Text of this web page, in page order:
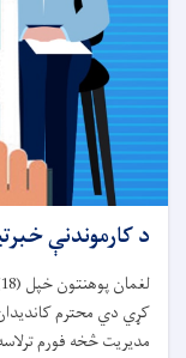
د کارموندنې
لغمان پوهنتون
کړي دي محترم
مدیریت څخه فورم